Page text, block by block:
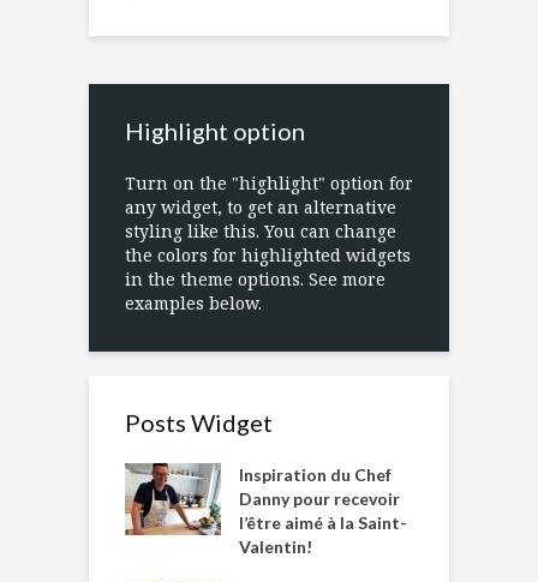
Highlight option
Turn on the "highlight" option for
any widget, to get an alternative
styling like this. You can change
the colors for highlighted widgets
in the theme options. See more
examples below.
Posts Widget
Inspiration du Chef
Danny pour recevoir
l’être aimé à la Saint-
Valentin!